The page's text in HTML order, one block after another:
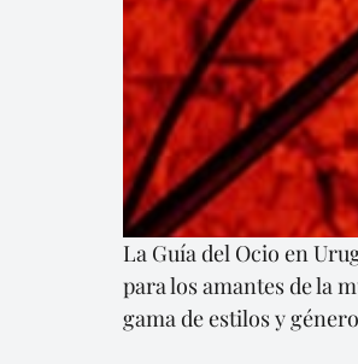
La Guía del Ocio en
para los amantes de la
gama de estilos y